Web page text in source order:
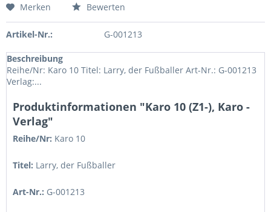
Merken Bewerten
Artikel-Nr.: G-001213
Beschreibung
Reihe/Nr: Karo 10 Titel: Larry, der Fußballer Art-Nr.: G-001213
Verlag:...
Produktinformationen "Karo 10 (Z1-), Karo -
Verlag"
Reihe/Nr: Karo 10
Titel: Larry, der Fußballer
Art-Nr.: G-001213